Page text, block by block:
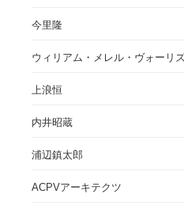
今里隆
ウィリアム・メレル・ヴォーリ
上浪恒
内井昭蔵
浦辺鎮太郎
ACPVアーキテクツ